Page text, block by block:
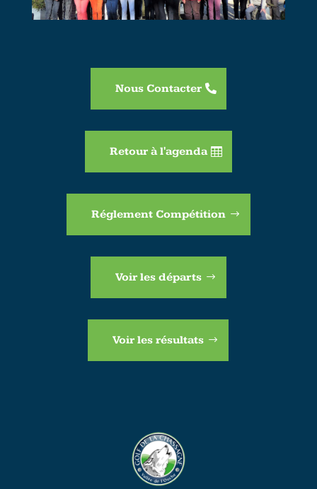
Nous Contacter
Retour à l'agenda
Réglement Compétition
Voir les départs
Voir les résultats